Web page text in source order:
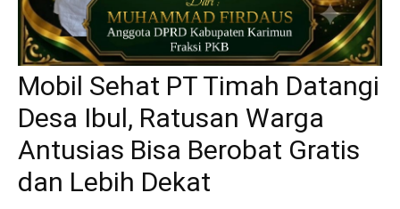
Mobil Sehat PT Timah Datangi
Desa Ibul, Ratusan Warga
Antusias Bisa Berobat Gratis
dan Lebih Dekat